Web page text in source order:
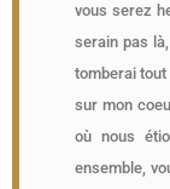
vous serez
serain pas
tomberai tout
sur mon
où nous
ensemble,